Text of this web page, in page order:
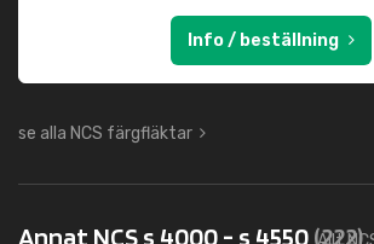
Info / beställning
se alla NCS färgfläktar
Annat NCS s 4000 - s 4550(222)